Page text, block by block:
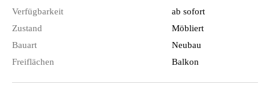
Verfügbarkeit
ab sofort
Zustand
Möbliert
Bauart
Neubau
Freiflächen
Balkon